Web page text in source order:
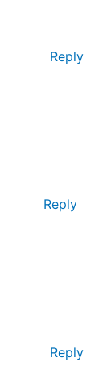
Reply
Reply
Reply